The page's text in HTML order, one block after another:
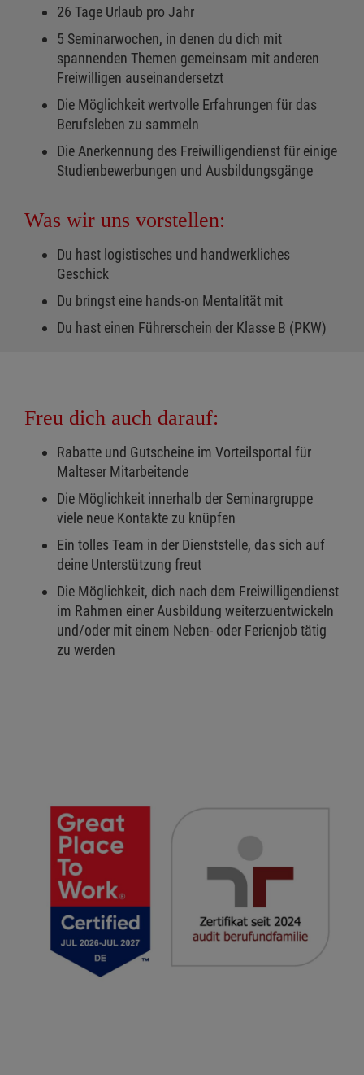
26 Tage Urlaub pro Jahr
5 Seminarwochen, in denen du dich mit
spannenden Themen gemeinsam mit anderen
Freiwilligen auseinandersetzt
Die Möglichkeit wertvolle Erfahrungen für das
Berufsleben zu sammeln
Die Anerkennung des Freiwilligendienst für einige
Studienbewerbungen und Ausbildungsgänge
Was wir uns vorstellen:
Du hast logistisches und handwerkliches
Geschick
Du bringst eine hands-on Mentalität mit
Du hast einen Führerschein der Klasse B (PKW)
Freu dich auch darauf:
Rabatte und Gutscheine im Vorteilsportal für
Malteser Mitarbeitende
Die Möglichkeit innerhalb der Seminargruppe
viele neue Kontakte zu knüpfen
Ein tolles Team in der Dienststelle, das sich auf
deine Unterstützung freut
Die Möglichkeit, dich nach dem Freiwilligendienst
im Rahmen einer Ausbildung weiterzuentwickeln
und/oder mit einem Neben- oder Ferienjob tätig
zu werden